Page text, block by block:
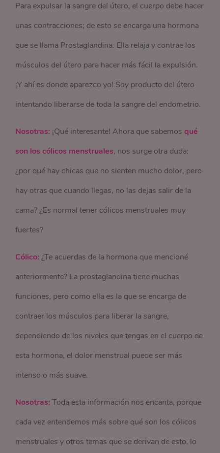
Para expulsar la sangre del útero, el cuerpo debe hacer
unas contracciones; de esto se encarga una hormona
que se llama Prostaglandina. Ella relaja y contrae los
músculos del útero para hacer más fácil la expulsión.
¡Y ahí es donde aparezco yo! Soy producto del útero
intentando liberarse de toda la sangre del endometrio.
Nosotras: ¡Qué interesante! Ahora que sabemosqué
son los cólicos menstruales, nos surge otra duda:
¿por qué hay chicas que no sienten mucho dolor, pero
hay otras que cuando llegas, no las dejas salir de la
cama? ¿Es normal tener cólicos menstruales muy
fuertes?
Cólico: ¿Te acuerdas de la hormona que mencioné
anteriormente? La prostaglandina tiene muchas
funciones, pero como ella es la que se encarga de
contraer los músculos para liberar la sangre,
dependiendo de los niveles que tengas en el cuerpo de
esta hormona, el dolor menstrual puede ser más
intenso o más suave.
Nosotras: Toda esta información nos encanta, porque
cada vez entendemos más sobre qué son los cólicos
menstruales y otros temas que se derivan de esto, lo